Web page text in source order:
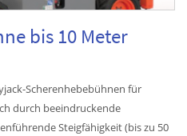
bis 10 Meter
Scherenhebebühnen für
durch beeindruckende
Steigfähigkeit (bis zu 50